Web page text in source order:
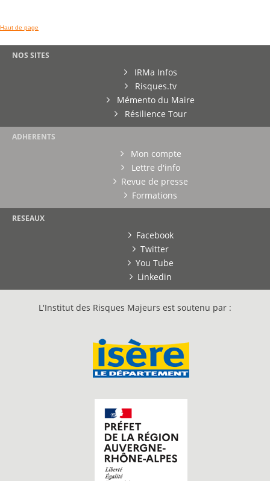
Haut de page
NOS SITES
IRMa Infos
Risques.tv
Mémento du Maire
Résilience Tour
ADHERENTS
Mon compte
Lettre d'info
Revue de presse
Formations
RESEAUX
Facebook
Twitter
You Tube
Linkedin
L'Institut des Risques Majeurs est soutenu par :